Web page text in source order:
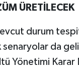
ÜRETİLECEK
durum
senaryolar da
Yönetimi